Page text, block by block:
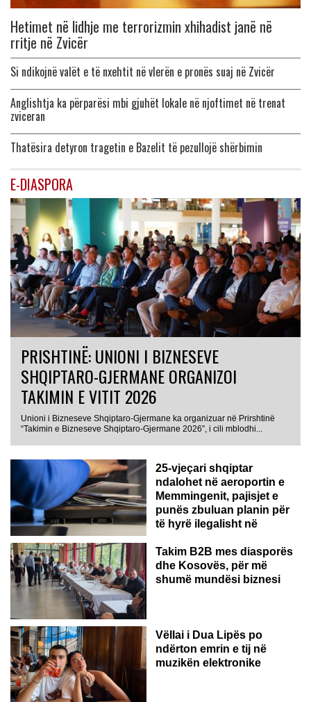
Hetimet në lidhje me terrorizmin xhihadist janë në
rritje në Zvicër
Si ndikojnë valët e të nxehtit në vlerën e pronës suaj në Zvicër
Anglishtja ka përparësi mbi gjuhët lokale në njoftimet në trenat
zviceran
Thatësira detyron tragetin e Bazelit të pezullojë shërbimin
E-DIASPORA
PRISHTINË: UNIONI I BIZNESEVE
SHQIPTARO-GJERMANE ORGANIZOI
TAKIMIN E VITIT 2026
Unioni i Bizneseve Shqiptaro-Gjermane ka organizuar në Prirshtinë
“Takimin e Bizneseve Shqiptaro-Gjermane 2026”, i cili mblodhi...
25-vjeçari shqiptar
ndalohet në aeroportin e
Memmingenit, pajisjet e
punës zbuluan planin për
të hyrë ilegalisht në
Takim B2B mes diasporës
dhe Kosovës, për më
shumë mundësi biznesi
Vëllai i Dua Lipës po
ndërton emrin e tij në
muzikën elektronike
GJERMANI